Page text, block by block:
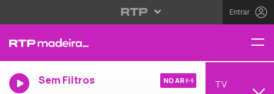
Entrar
Sem Filtros NO AR TV